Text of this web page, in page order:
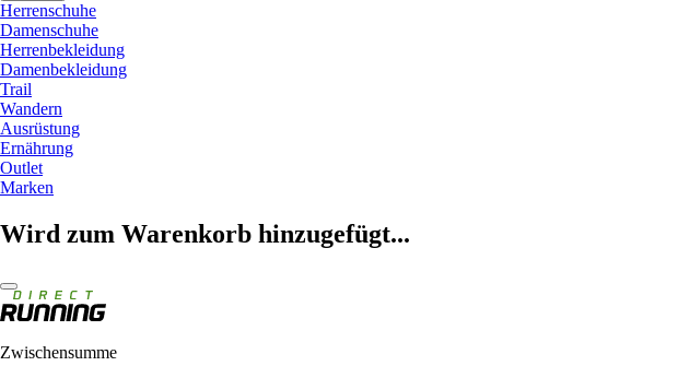
Herrenschuhe
Damenschuhe
Herrenbekleidung
Damenbekleidung
Trail
Wandern
Ausrüstung
Ernährung
Outlet
Marken
Wird zum Warenkorb hinzugefügt...
Zwischensumme